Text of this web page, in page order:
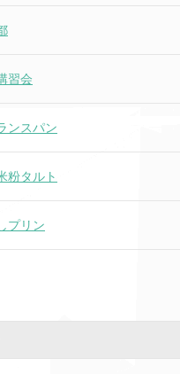
習会
ンスパン
粉タルト
プリン